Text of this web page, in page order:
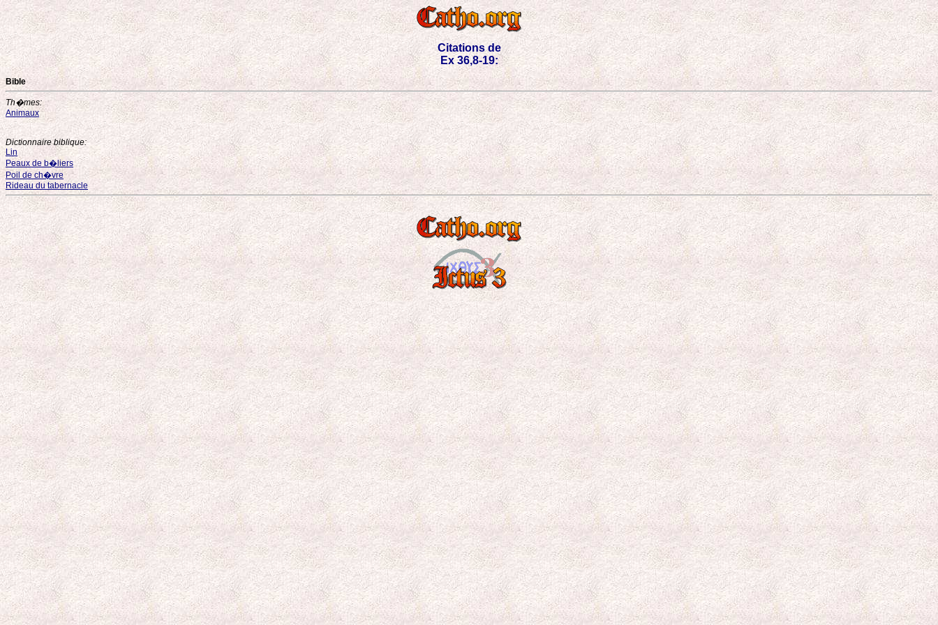
Citations de
Ex 36,8-19:
Bible
Th�mes:
Animaux
Dictionnaire biblique:
Lin
Peaux de b�liers
Poil de ch�vre
Rideau du tabernacle